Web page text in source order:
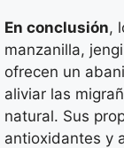
En conclusión,
manzanilla,
ofrecen un
aliviar las
natural. Sus
antioxidantes y